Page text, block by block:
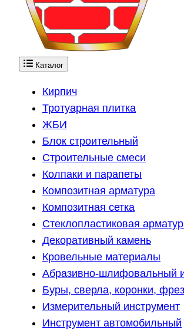
Каталог
Кирпич
Тротуарная плитка
ЖБИ
Блок строительный
Строительные смеси
Колпаки и парапеты
Композитная арматура
Композитная сетка
Стеклопластиковая
Декоративный камень
Кровельные материалы
Абразивно-шлифовальный
Буры, сверла, коронки,
Измерительный инструмент
Инструмент автомобильный